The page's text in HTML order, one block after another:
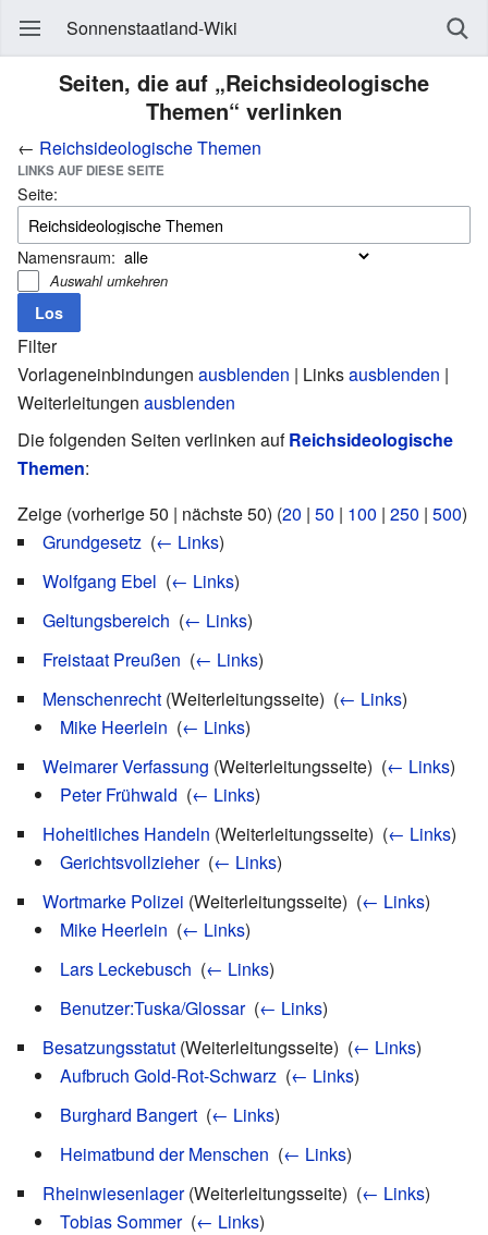
Sonnenstaatland-Wiki
Seiten, die auf „Reichsideologische
Themen“ verlinken
← Reichsideologische Themen
LINKS AUF DIESE SEITE
Seite:
Namensraum:
Auswahl umkehren
Filter
Vorlageneinbindungen ausblenden | Linksausblenden |
Weiterleitungen ausblenden
Die folgenden Seiten verlinken aufReichsideologische
Themen:
Zeige (vorherige 50 | nächste 50) (20 | 50 | 100 | 250 | 500)
Grundgesetz (← Links)
Wolfgang Ebel (← Links)
Geltungsbereich (← Links)
Freistaat Preußen (← Links)
Menschenrecht (Weiterleitungsseite) ‎ (← Links)
Mike Heerlein (← Links)
Weimarer Verfassung (Weiterleitungsseite) ‎ (← Links)
Peter Frühwald (← Links)
Hoheitliches Handeln (Weiterleitungsseite) ‎ (← Links)
Gerichtsvollzieher‎ (← Links)
Wortmarke Polizei (Weiterleitungsseite) ‎ (← Links)
Mike Heerlein (← Links)
Lars Leckebusch (← Links)
Benutzer:Tuska/Glossar‎ (← Links)
Besatzungsstatut (Weiterleitungsseite) ‎ (← Links)
Aufbruch Gold-Rot-Schwarz (← Links)
Burghard Bangert (← Links)
Heimatbund der Menschen (← Links)
Rheinwiesenlager(Weiterleitungsseite) ‎ (← Links)
Tobias Sommer‎ (← Links)